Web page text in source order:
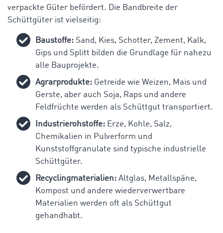
verpackte Güter befördert. Die Bandbreite der
Schüttgüter ist vielseitig:
Baustoffe: Sand, Kies, Schotter, Zement, Kalk,
Gips und Splitt bilden die Grundlage für nahezu
alle Bauprojekte.
Agrarprodukte: Getreide wie Weizen, Mais und
Gerste, aber auch Soja, Raps und andere
Feldfrüchte werden als Schüttgut transportiert.
Industrierohstoffe: Erze, Kohle, Salz,
Chemikalien in Pulverform und
Kunststoffgranulate sind typische industrielle
Schüttgüter.
Recyclingmaterialien: Altglas, Metallspäne,
Kompost und andere wiederverwertbare
Materialien werden oft als Schüttgut
gehandhabt.